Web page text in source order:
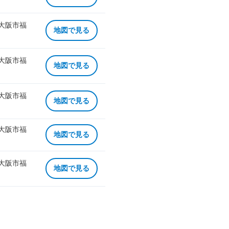
阪市福
地図で見る
阪市福
地図で見る
阪市福
地図で見る
阪市福
地図で見る
阪市福
地図で見る